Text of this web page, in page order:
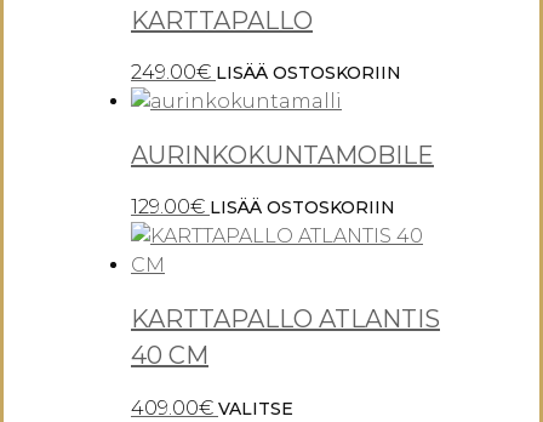
KARTTAPALLO
249.00€ LISÄÄ OSTOSKORIIN
AURINKOKUNTAMOBILE
129.00€ LISÄÄ OSTOSKORIIN
KARTTAPALLO ATLANTIS
40 CM
409.00€ VALITSE